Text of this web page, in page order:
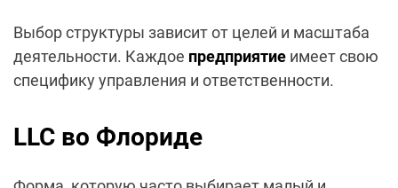
Выбор структуры зависит от целей и масштаба
деятельности. Каждое предприятие имеет свою
специфику управления и ответственности.
LLC во Флориде